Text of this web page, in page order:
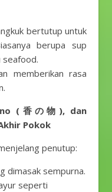
bertutup untuk
berupa sup
seafood.
memberikan rasa
(香の物), dan
Pokok
penutup:
dimasak sempurna.
seperti